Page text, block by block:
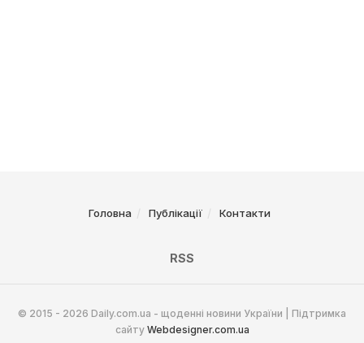
Головна Публікації Контакти
RSS
© 2015 - 2026 Daily.com.ua - щоденні новини України | Підтримка
сайту Webdesigner.com.ua